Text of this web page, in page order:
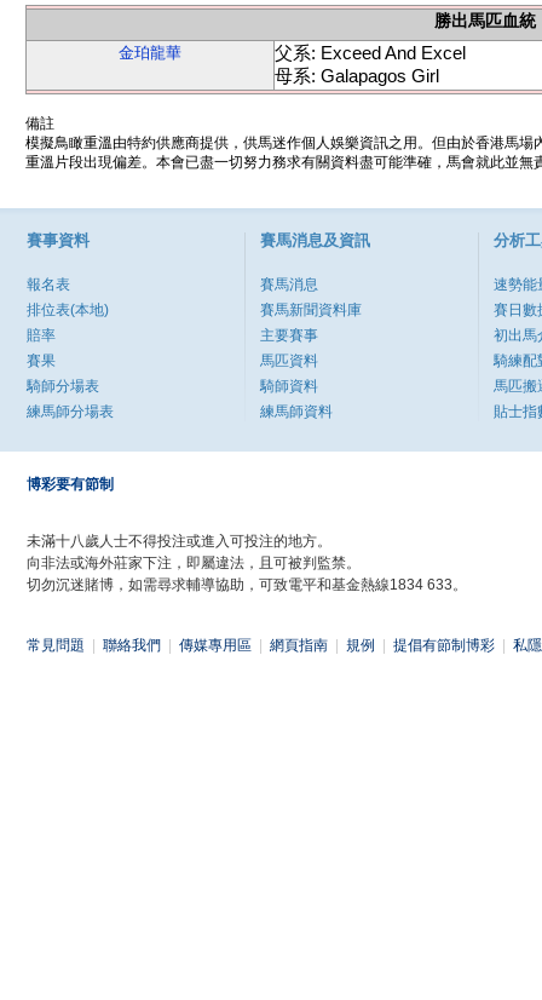
勝出馬匹血統
金珀龍華
父系: Exceed And Excel
母系: Galapagos Girl
備註
模擬鳥瞰重溫由特約供應商提供，供馬迷作個人娛樂資訊之用。但由於香港馬
重溫片段出現偏差。本會已盡一切努力務求有關資料盡可能準確，馬會就此並
賽事資料
報名表
排位表(本地)
賠率
賽果
騎師分場表
練馬師分場表
賽馬消息及資訊
賽馬消息
賽馬新聞資料庫
主要賽事
馬匹資料
騎師資料
練馬師資料
分析
速勢能
賽日數
初出馬
騎練配
馬匹搬
貼士指
博彩要有節制
未滿十八歲人士不得投注或進入可投注的地方。
向非法或海外莊家下注，即屬違法，且可被判監禁。
切勿沉迷賭博，如需尋求輔導協助，可致電平和基金熱線1834 633。
常見問題 聯絡我們 傳媒專用區 網頁指南 規例 提倡有節制博彩 私